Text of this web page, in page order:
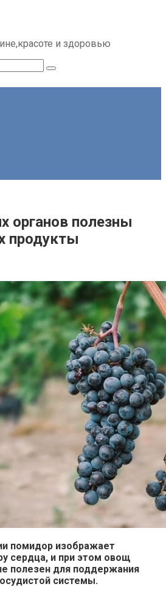
и здоровью
органов полезны
продукты
помидор изображает
сердца, и при этом овощ
полезен для поддержания
системы.